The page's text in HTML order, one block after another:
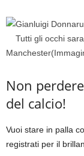
Tutti gli occhi
Manchester
Non
del calcio!
Vuoi stare in palla
registrati per il